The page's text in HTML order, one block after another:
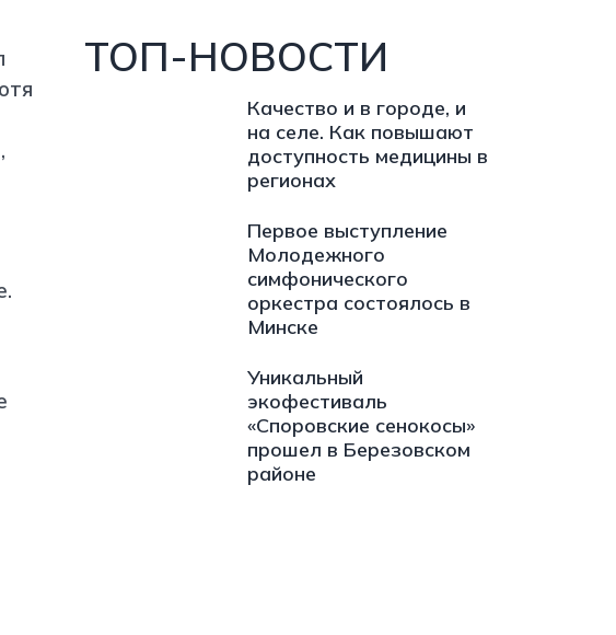
ТОП-НОВОСТИ
Качество и в городе, и
на селе. Как повышают
доступность медицины в
регионах
Первое выступление
Молодежного
симфонического
оркестра состоялось в
Минске
Уникальный
экофестиваль
«Споровские сенокосы»
прошел в Березовском
районе